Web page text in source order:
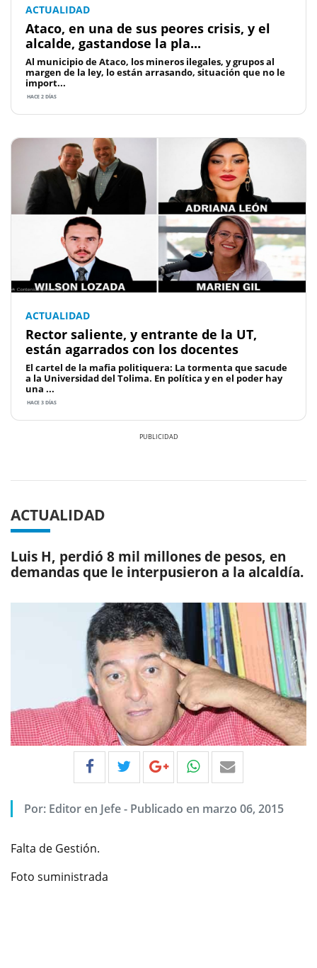
ACTUALIDAD
Ataco, en una de sus peores crisis, y el
alcalde, gastandose la pla...
Al municipio de Ataco, los mineros ilegales, y grupos al
margen de la ley, lo están arrasando, situación que no le
import...
HACE 2 DÍAS
ACTUALIDAD
Rector saliente, y entrante de la UT,
están agarrados con los docentes
El cartel de la mafia politiquera: La tormenta que sacude
a la Universidad del Tolima. En política y en el poder hay
una ...
HACE 3 DÍAS
ACTUALIDAD
Luis H, perdió 8 mil millones de pesos, en
demandas que le interpusieron a la alcaldía.
Por: Editor en Jefe- Publicado en marzo 06, 2015
Falta de Gestión.
Foto suministrada